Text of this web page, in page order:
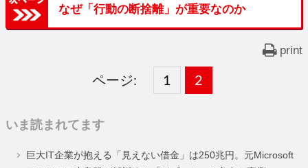
なぜ「行動の断捨離」が重要なのか
print
ページ:
固
ー
1 ,
固
ー
2
いま読まれてます
巨大IT企業が抱える「見えない借金」は250兆円。元Microsoft